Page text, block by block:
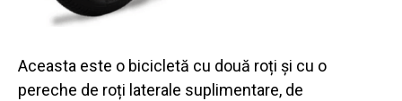
Aceasta este o bicicletă cu două roți și cu o
pereche de roți laterale suplimentare, de